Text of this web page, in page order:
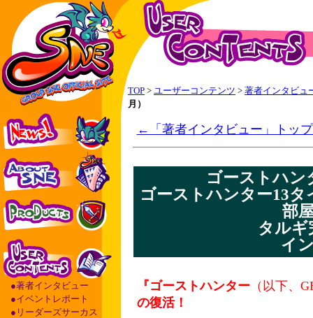
●著者インタビュー
●イベントレポート
●リーダーズサーカス
TOP > ユーザーコンテンツ > 著者インタビュ
月）
←「著者インタビュー」トッ
ゴーストハン
ゴーストハンター13
部
タルギ
イ
『ゴーストハンター（以下、
の復活！